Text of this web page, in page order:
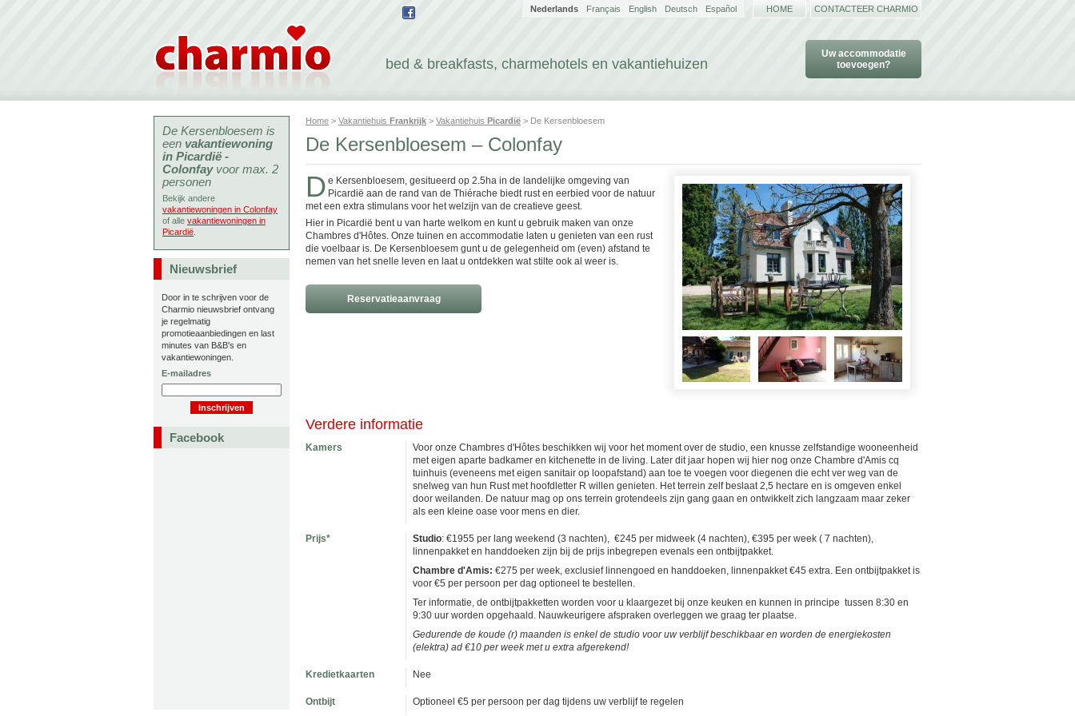
bed & breakfasts, charmehotels en vakantiehuizen
Uw accommodatie
toevoegen?
Nederlands Français English Deutsch Español HOME CONTACTEER CHARMIO
Home > Vakantiehuis Frankrijk > Vakantiehuis Picardië > De Kersenbloesem
De Kersenbloesem – Colonfay
D e Kersenbloesem, gesitueerd op 2.5ha in de landelijke omgeving van
Picardië aan de rand van de Thiérache biedt rust en eerbied voor de natuur
met een extra stimulans voor het welzijn van de creatieve geest.
Hier in Picardië bent u van harte welkom en kunt u gebruik maken van onze
Chambres d'Hôtes. Onze tuinen en accommodatie laten u genieten van een rust
die voelbaar is. De Kersenbloesem gunt u de gelegenheid om (even) afstand te
nemen van het snelle leven en laat u ontdekken wat stilte ook al weer is.
Reservatieaanvraag
Verdere informatie
Kamers
Voor onze Chambres d'Hôtes beschikken wij voor het moment over de studio, een knusse zelfstandige wooneenheid
met eigen aparte badkamer en kitchenette in de living. Later dit jaar hopen wij hier nog onze Chambre d'Amis cq
tuinhuis (eveneens met eigen sanitair op loopafstand) aan toe te voegen voor diegenen die echt ver weg van de
snelweg van hun Rust met hoofdletter R willen genieten. Het terrein zelf beslaat 2,5 hectare en is omgeven enkel
door weilanden. De natuur mag op ons terrein grotendeels zijn gang gaan en ontwikkelt zich langzaam maar zeker
als een kleine oase voor mens en dier.
Prijs* Studio: €1955 per lang weekend (3 nachten), €245 per midweek (4 nachten), €395 per week ( 7 nachten),
linnenpakket en handdoeken zijn bij de prijs inbegrepen evenals een ontbijtpakket.
Chambre d'Amis: €275 per week, exclusief linnengoed en handdoeken, linnenpakket €45 extra. Een ontbijtpakket is
voor €5 per persoon per dag optioneel te bestellen.
Ter informatie, de ontbijtpakketten worden voor u klaargezet bij onze keuken en kunnen in principe tussen 8:30 en
9:30 uur worden opgehaald. Nauwkeurigere afspraken overleggen we graag ter plaatse.
Gedurende de koude (r) maanden is enkel de studio voor uw verblijf beschikbaar en worden de energiekosten
(elektra) ad €10 per week met u extra afgerekend!
Kredietkaarten Nee
Ontbijt Optioneel €5 per persoon per dag tijdens uw verblijf te regelen
De Kersenbloesem is
een vakantiewoning
in Picardië -
Colonfayvoor max. 2
personen
Bekijk andere
vakantiewoningen in Colonfay
of alle vakantiewoningen in
Picardië
Nieuwsbrief
Door in te schrijven voor de
Charmio nieuwsbrief ontvang
je regelmatig
promotieaanbiedingen en last
minutes van B&B's en
vakantiewoningen.
E-mailadres
Facebook